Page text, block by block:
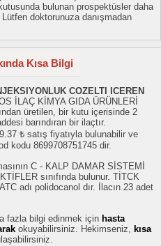
bulunan prospektüsler daha
doktorunuza danışmadan
Kısa Bilgi
COZELTI ICEREN
İLAÇ KİMYA GIDA ÜRÜNLERİ
üretilen, bir kutu içerisinde 2
barındıran bir ilaçtır.
₺ satış fiyatıyla bulunabilir ve
kodu 8699708751745 dir.
C - KALP DAMAR SİSTEMİ
sınıfında bulunur. TİTCK
adı polidocanol dır. İlacın 23 adet
fazla bilgi edinmek için hasta
okuyabilirsiniz. Hekimseniz, kısa